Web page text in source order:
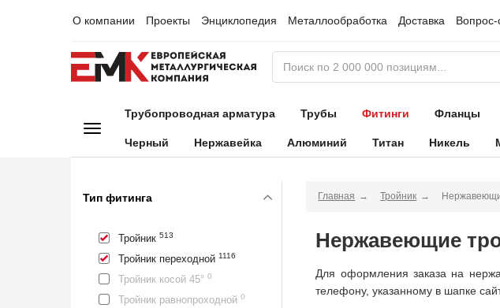
О компании Проекты Энциклопедия Металлообработка Доставка Вопрос-
Трубопроводная арматура Трубы Фитинги Фланцы
Черный Нержавейка Алюминий Титан Никель
Тип фитинга
Тройник 513
Тройник переходной 1116
Тройник косой 45° 0
Тройник равнопроходной 0
Главная Тройник
Нержавеющие
Для оформления заказа на
телефону, указанному в шапке